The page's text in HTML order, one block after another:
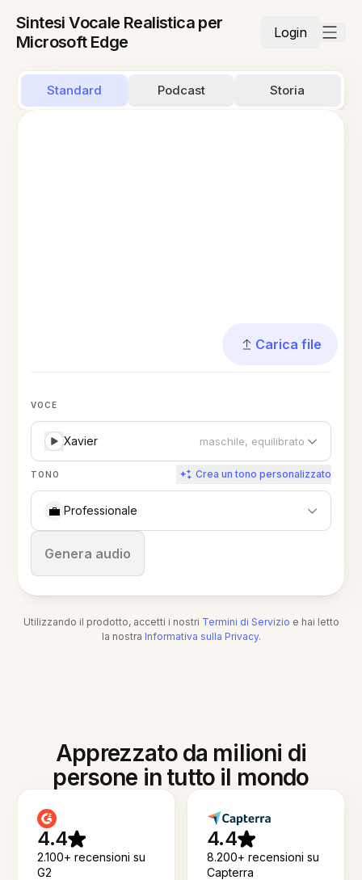
Sintesi Vocale Realistica per
Microsoft Edge
Login
Standard Podcast Storia
Carica file
VOCE
Xavier maschile, equilibrato
TONO Crea un tono personalizzato
💼 Professionale
Genera audio
Ferma
Utilizzando il prodotto, accetti i nostri Termini di Servizio e hai letto
la nostra Informativa sulla Privacy.
Apprezzato da milioni di
persone in tutto il mondo
4.4
2.100+ recensioni su
G2
4.4
8.200+ recensioni su
Capterra